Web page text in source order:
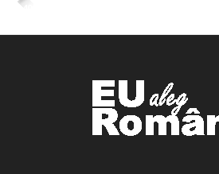
4,400